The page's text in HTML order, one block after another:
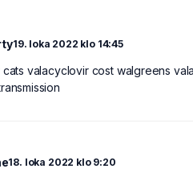
19. loka 2022 klo 14:45
valacyclovir cost walgreens
18. loka 2022 klo 9:20